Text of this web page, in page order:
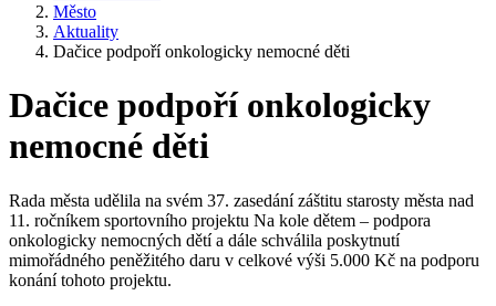
Město
Aktuality
Dačice podpoří onkologicky nemocné děti
Dačice podpoří onkologicky
nemocné děti
Rada města udělila na svém 37. zasedání záštitu starosty města nad
11. ročníkem sportovního projektu Na kole dětem – podpora
onkologicky nemocných dětí a dále schválila poskytnutí
mimořádného peněžitého daru v celkové výši 5.000 Kč na podporu
konání tohoto projektu.